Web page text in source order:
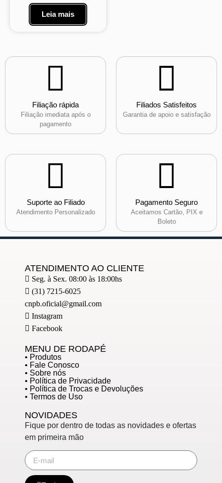
Leia mais
Filiação rápida
Filiação imediata após o
pagamento
Filiados Satisfeitos
Garantia de apoio e satisfação
Suporte ao Filiado
Atendimento Personalizado
Pagamento Seguro
Aceitamos Cartão, PIX e
Boleto
ATENDIMENTO AO CLIENTE
Seg. à Sex. 08:00 às 18:00hs
(31) 7215-6025
cnpb.oficial@gmail.com
Instagram
Facebook
MENU DE RODAPÉ
• Produtos
• Fale Conosco
• Sobre nós
• Política de Privacidade
• Política de Trocas e Devoluções
• Termos de Uso
NOVIDADES
Fique por dentro de todas as novidades e ofertas
em primeira mão